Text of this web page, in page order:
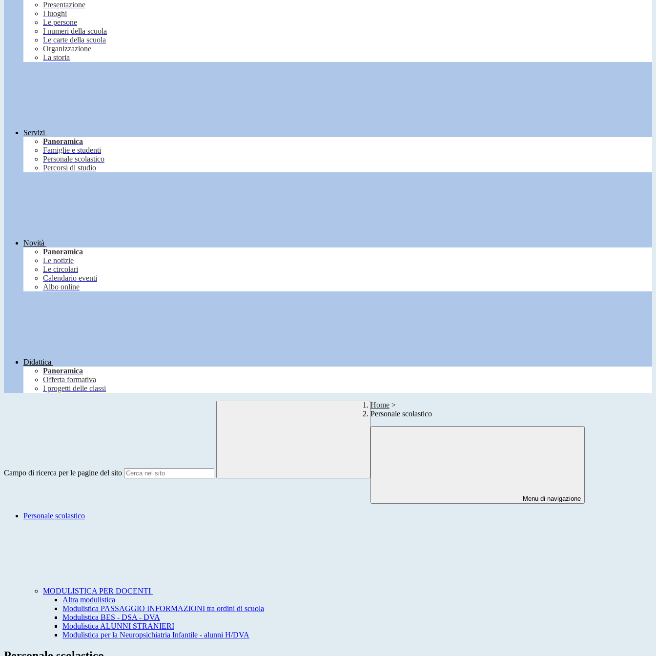
Presentazione
I luoghi
Le persone
I numeri della scuola
Le carte della scuola
Organizzazione
La storia
Servizi
Panoramica
Famiglie e studenti
Personale scolastico
Percorsi di studio
Novità
Panoramica
Le notizie
Le circolari
Calendario eventi
Albo online
Didattica
Panoramica
Offerta formativa
I progetti delle classi
Campo di ricerca per le pagine del sito
Home >
Personale scolastico
Menu di navigazione
Personale scolastico
MODULISTICA PER DOCENTI
Altra modulistica
Modulistica PASSAGGIO INFORMAZIONI tra ordini di scuola
Modulistica BES - DSA - DVA
Modulistica ALUNNI STRANIERI
Modulistica per la Neuropsichiatria Infantile - alunni H/DVA